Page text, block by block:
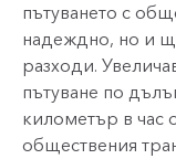
пътуването с
надеждно, но и
разходи.
пътуване по
километър в час
обществения